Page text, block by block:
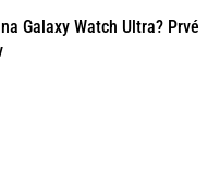
Galaxy Watch Ultra? Prvé